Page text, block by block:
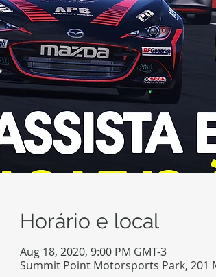
Horário e local
Aug 18, 2020, 9:00 PM GMT-3
Summit Point Motorsports Park, 201